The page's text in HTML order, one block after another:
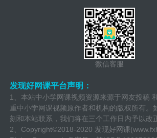
微信客服
发现好网课平台声明：
1、本站中小学网课视频资源来源于网友投稿
重中小学网课视频原作者和机构的版权所有。
刻和本站联系，我们将在三个工作日内予以改
2、Copyright©2018-2020 发现好网课